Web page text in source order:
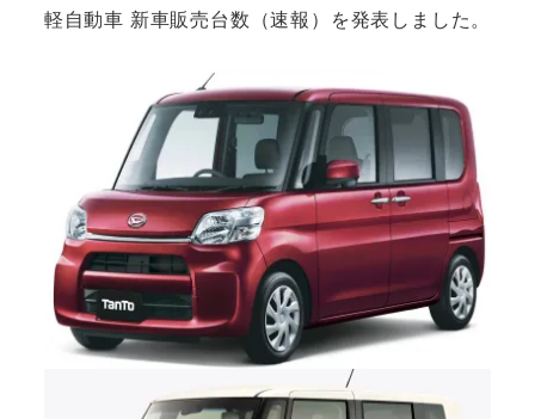
軽自動車 新車販売台数（速報）を発表しました。